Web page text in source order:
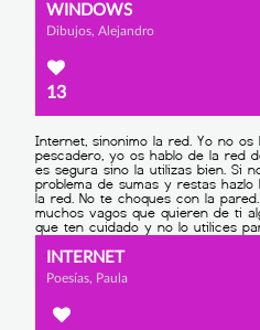
WINDOWS
Dibujos, Alejandro
13
INTERNET
Poesías, Paula